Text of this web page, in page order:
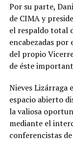
Por su parte,
de CIMA y
el respaldo total
encabezadas por
del propio
de éste
Nieves Lizárraga
espacio abierto
la valiosa
mediante el
conferencistas